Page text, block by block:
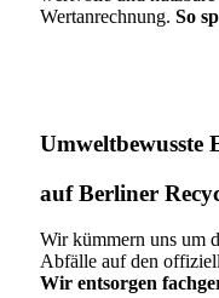
Wertanrechnung. So
Umweltbewusste
auf Berliner
Wir kümmern uns um
Abfälle auf den
Wir entsorgen